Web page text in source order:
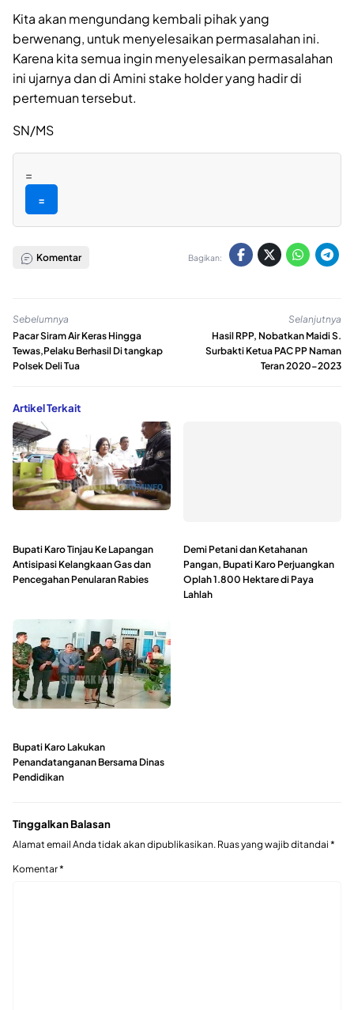
Kita akan mengundang kembali pihak yang
berwenang, untuk menyelesaikan permasalahan ini.
Karena kita semua ingin menyelesaikan permasalahan
ini ujarnya dan di Amini stake holder yang hadir di
pertemuan tersebut.
SN/MS
=
=
Komentar Bagikan:
Sebelumnya
Pacar Siram Air Keras Hingga
Tewas,Pelaku Berhasil Di tangkap
Polsek Deli Tua
Selanjutnya
Hasil RPP, Nobatkan Maidi S.
Surbakti Ketua PAC PP Naman
Teran 2020-2023
Artikel Terkait
Bupati Karo Tinjau Ke Lapangan
Antisipasi Kelangkaan Gas dan
Pencegahan Penularan Rabies
Demi Petani dan Ketahanan
Pangan, Bupati Karo Perjuangkan
Oplah 1.800 Hektare di Paya
Lahlah
Bupati Karo Lakukan
Penandatanganan Bersama Dinas
Pendidikan
Tinggalkan Balasan
Alamat email Anda tidak akan dipublikasikan. Ruas yang wajib ditandai *
Komentar*